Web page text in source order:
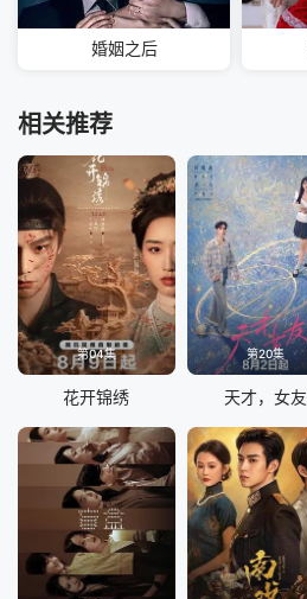
婚姻之后
相关推荐
第04集
花开锦绣
第20集
天才，女友